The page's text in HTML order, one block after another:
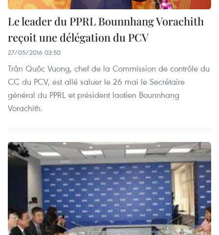
Le leader du PPRL Bounnhang Vorachith
reçoit une délégation du PCV
27/05/2016 03:50
Trân Quôc Vuong, chef de la Commission de contrôle du
CC du PCV, est allé saluer le 26 mai le Secrétaire
général du PPRL et président laotien Bounnhang
Vorachith.